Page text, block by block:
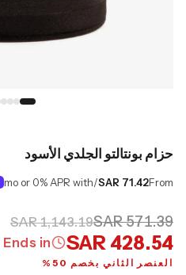
حزام بونتالتو الجلدي الأسود
From
SAR 71.42
/mo or 0% APR with
SAR 571.39
SAR 1,143.19
SAR 428.54
Ends in
العنصر الثاني بخصم 50%